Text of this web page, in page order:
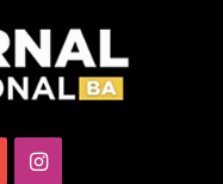
Instagram